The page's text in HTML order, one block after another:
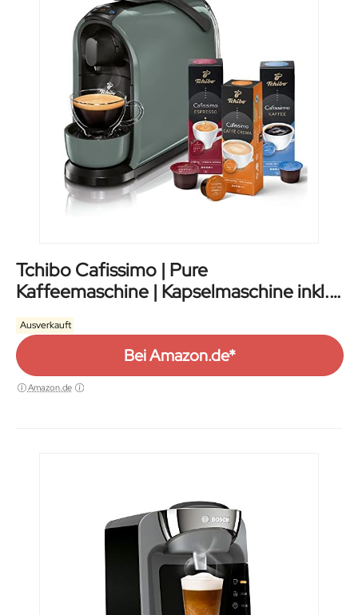
Tchibo Cafissimo | Pure
Kaffeemaschine | Kapselmaschine inkl.
30 Kapseln für Caffè
Ausverkauft
Bei Amazon.de*
Amazon.de